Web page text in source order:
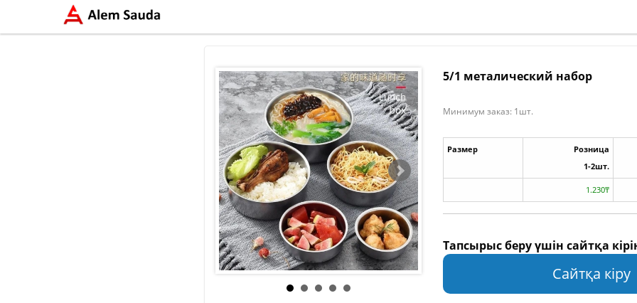
5/1 металический набор
Минимум заказ: 1шт.
Размер
Розница
1-2шт.
1.230₸
Тапсырыс беру үшін сайтқа
Сайтқа кіру